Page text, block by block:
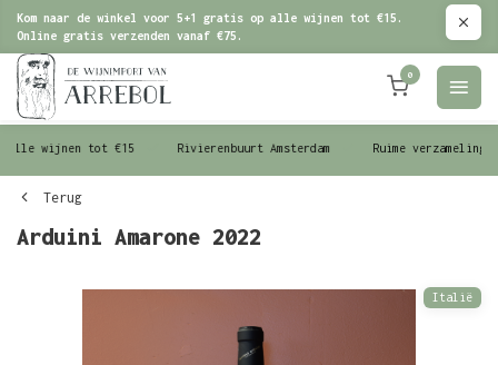
Kom naar de winkel voor 5+1 gratis op alle wijnen tot €15.
Online gratis verzenden vanaf €75.
0
wijnen tot €15 Rivierenbuurt Amsterdam Ruime verzameling
Terug
Arduini Amarone 2022
Italië